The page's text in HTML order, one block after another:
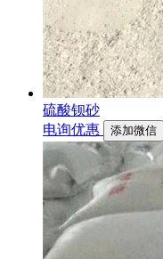
硫酸钡砂
电询优惠
添加微信